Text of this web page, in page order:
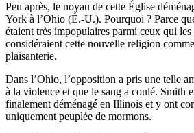
Peu après, le noyau de cette Église
York à l’Ohio (É.-U.). Pourquoi ? Parce
étaient très impopulaires parmi ceux qui
considéraient cette nouvelle religion
plaisanterie.
Dans l’Ohio, l’opposition a pris une telle
à la violence et que le sang a coulé. Smith
finalement déménagé en Illinois et y ont
uniquement peuplée de mormons.